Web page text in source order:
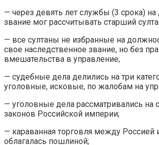
— через девять лет службы (3 срока) на
звание мог рассчитывать старший
— все султаны не избранные на
свое наследственное звание, но без
вмешательства в управление;
— судебные дела делились на три
уголовные, исковые, по жалобам на
— уголовные дела рассматривались на
законов Российской империи;
— караванная торговля между Россией
облагалась пошлиной;